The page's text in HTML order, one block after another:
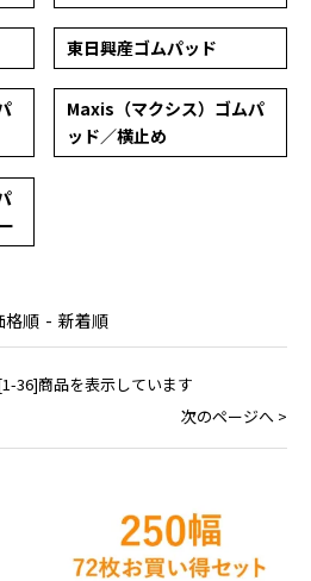
東日興産ゴムパッド
Maxis（マクシス）ゴムパ
ッド／横止め
格順 新着順
36]商品を表示しています
次のページへ >